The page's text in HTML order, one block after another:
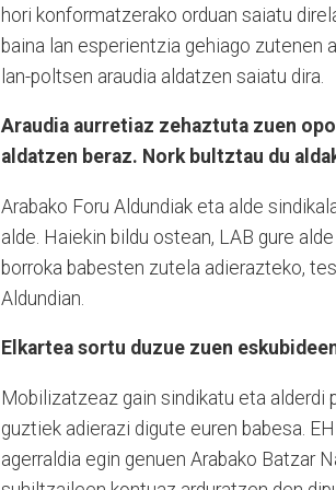
hori konformatzerako orduan saiatu
baina lan esperientzia gehiago
lan-poltsen araudia aldatzen saiatu dira.
Araudia aurretiaz zehaztuta zuen
aldatzen beraz. Nork bultztau du
Arabako Foru Aldundiak eta alde
alde. Haiekin bildu ostean, LAB gure
borroka babesten zutela adierazteko,
Aldundian.
Elkartea sortu duzue zuen
Mobilizatzeaz gain sindikatu eta alderdi
guztiek adierazi digute euren babesa.
agerraldia egin genuen Arabako Batzar